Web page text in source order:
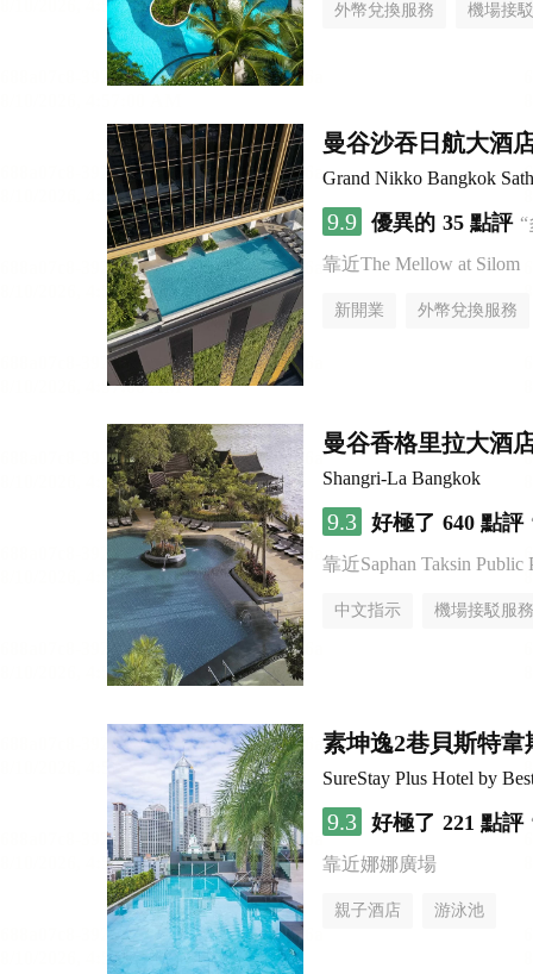
外幣兌換服務 機場接
曼谷沙吞日航大酒
Grand Nikko Bangkok
9.9 優異的 35 點評
靠近The Mellow at Silom
新開業 外幣兌換服務
曼谷香格里拉大酒
Shangri-La Bangkok
9.3 好極了 640 點評
靠近Saphan Taksin Public
中文指示 機場接駁服務
素坤逸2巷貝斯特韋
SureStay Plus Hotel by
9.3 好極了 221 點評
靠近娜娜廣場
親子酒店 游泳池